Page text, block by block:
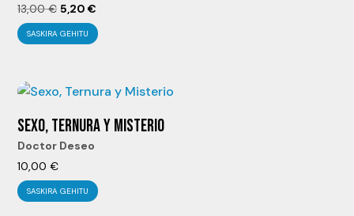
13,00€El
precio
13,00 €.
5,20€
precio
5,20 €.
SASKIRA GEHITU
SEXO, TERNURA Y MISTERIO
Doctor Deseo
10,00€
SASKIRA GEHITU